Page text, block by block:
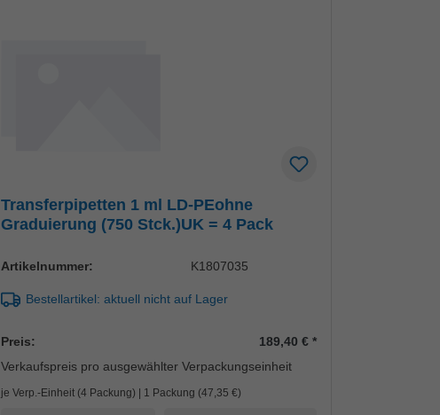
Transferpipetten 1 ml LD-PEohne
Graduierung (750 Stck.)UK = 4 Pack
Artikelnummer: K1807035
Bestellartikel: aktuell nicht auf Lager
Preis: 189,40 €*
Verkaufspreis pro ausgewählter Verpackungseinheit
je Verp.-Einheit (4 Packung) | 1 Packung (47,35 €)